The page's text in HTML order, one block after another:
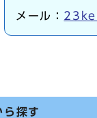
メール：
ら探す